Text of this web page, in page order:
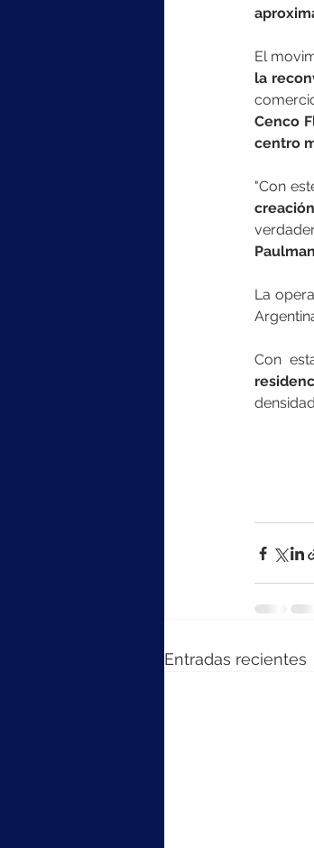
la
Cenco
centro
"Con
La
Con
Entradas recientes